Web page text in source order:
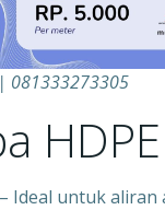
081333273305
HDPE
Ideal untuk